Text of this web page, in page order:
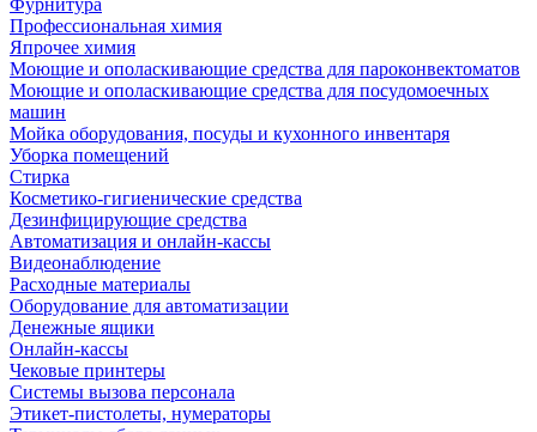
Фурнитура
Профессиональная химия
Япрочее химия
Моющие и ополаскивающие средства для пароконвектоматов
Моющие и ополаскивающие средства для посудомоечных
машин
Мойка оборудования, посуды и кухонного инвентаря
Уборка помещений
Стирка
Косметико-гигиенические средства
Дезинфицирующие средства
Автоматизация и онлайн-кассы
Видеонаблюдение
Расходные материалы
Оборудование для автоматизации
Денежные ящики
Онлайн-кассы
Чековые принтеры
Системы вызова персонала
Этикет-пистолеты, нумераторы